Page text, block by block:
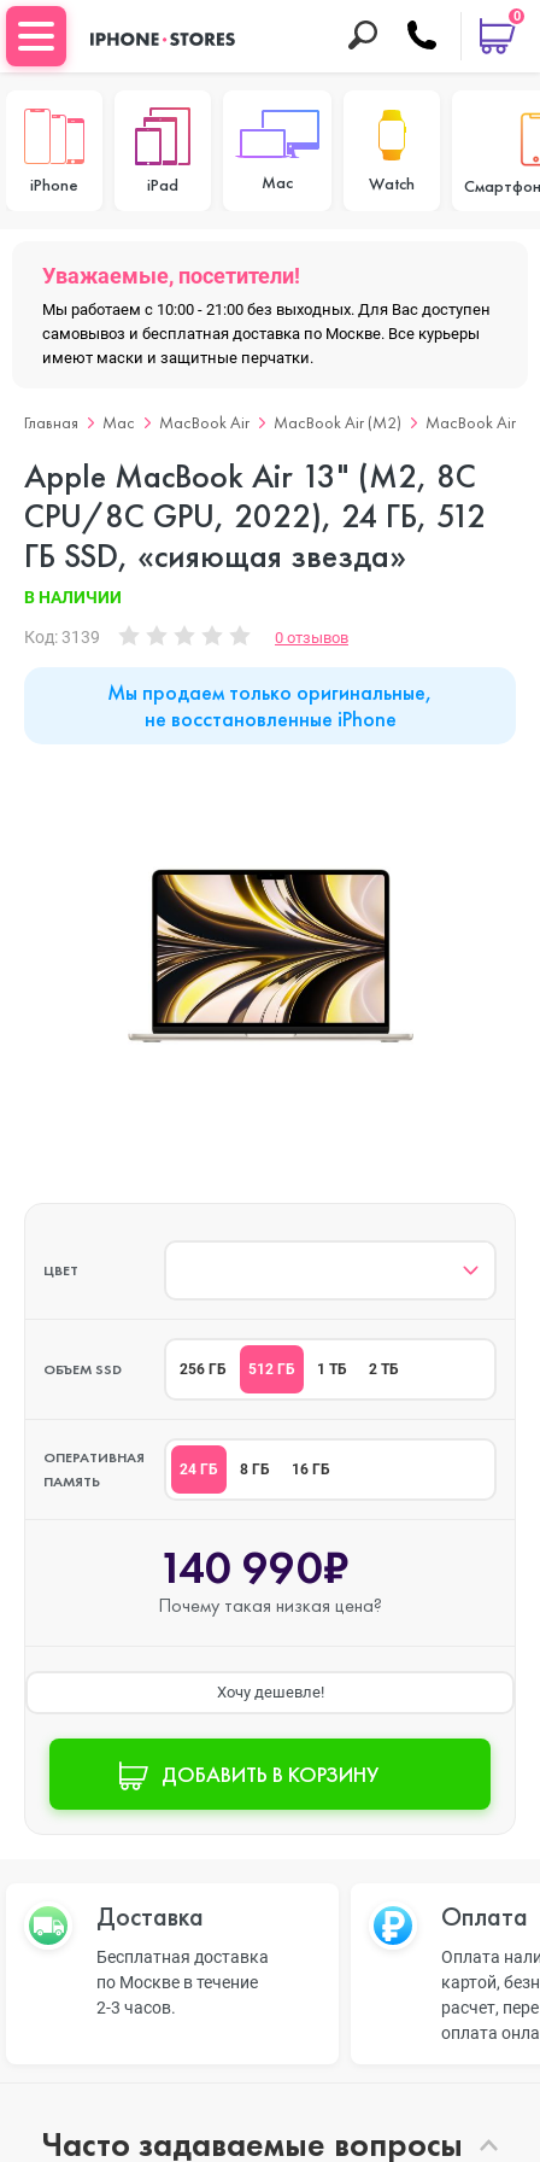
0
iPhone iPad Mac Watch
Уважаемые, посетители!
Мы работаем с 10:00 - 21:00 без выходных. Для Вас доступен
самовывоз и бесплатная доставка по Москве. Все курьеры
имеют маски и защитные перчатки.
Главная Mac MacBook Air MacBook Air (M2) MacBook Air
Apple MacBook Air 13" (M2, 8C
CPU/8C GPU, 2022), 24 ГБ, 512
ГБ SSD, «сияющая звезда»
В НАЛИЧИИ
Код: 3139 0 отзывов
Мы продаем только оригинальные,
не восстановленные iPhone
ЦВЕТ
ОБЪЕМ SSD 256 ГБ 512 ГБ 1 ТБ 2 ТБ
ОПЕРАТИВНАЯ
ПАМЯТЬ
24 ГБ 8 ГБ 16 ГБ
140 990₽
Почему такая низкая цена?
Хочу дешевле!
ДОБАВИТЬ В КОРЗИНУ
Доставка
Бесплатная доставка
по Москве в течение
2-3 часов.
Оплата
Оплата
картой,
расчет,
оплата
Часто задаваемые вопросы